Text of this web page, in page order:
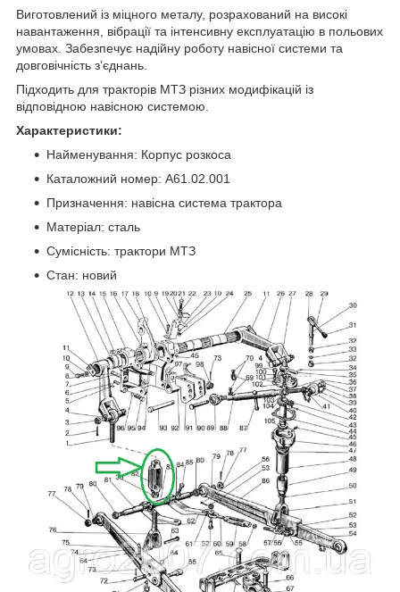
Виготовлений із міцного металу, розрахований на високі
навантаження, вібрації та інтенсивну експлуатацію в польових
умовах. Забезпечує надійну роботу навісної системи та
довговічність з’єднань.
Підходить для тракторів МТЗ різних модифікацій із
відповідною навісною системою.
Характеристики:
Найменування: Корпус розкоса
Каталожний номер: А61.02.001
Призначення: навісна система трактора
Матеріал: сталь
Сумісність: трактори МТЗ
Стан: новий